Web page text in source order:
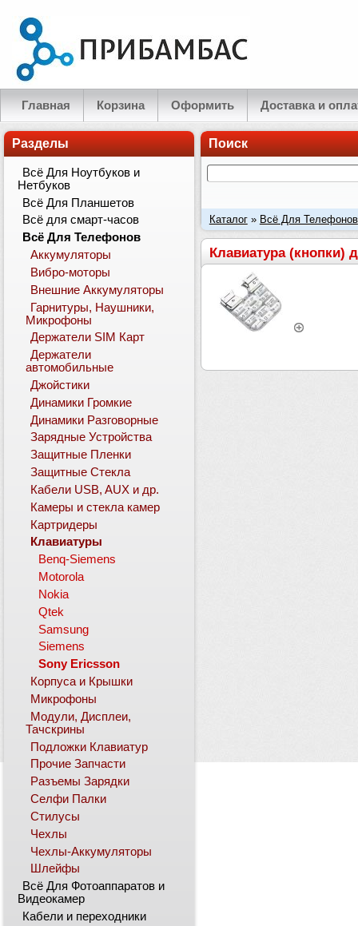
Главная Корзина Оформить Доставка и
Поиск
Каталог» Всё Для Телефонов
совместимый
Клавиатура (кнопки)
Разделы
Всё Для Ноутбуков и
Нетбуков
Всё Для Планшетов
Всё для смарт-часов
Всё Для Телефонов
Аккумуляторы
Вибро-моторы
Внешние Аккумуляторы
Гарнитуры, Наушники,
Микрофоны
Держатели SIM Карт
Держатели
автомобильные
Джойстики
Динамики Громкие
Динамики Разговорные
Зарядные Устройства
Защитные Пленки
Защитные Стекла
Кабели USB, AUX и др.
Камеры и стекла камер
Картридеры
Клавиатуры
Benq-Siemens
Motorola
Nokia
Qtek
Samsung
Siemens
Sony Ericsson
Корпуса и Крышки
Микрофоны
Модули, Дисплеи,
Тачскрины
Подложки Клавиатур
Прочие Запчасти
Разъемы Зарядки
Селфи Палки
Стилусы
Чехлы
Чехлы-Аккумуляторы
Шлейфы
Всё Для Фотоаппаратов и
Видеокамер
Кабели и переходники